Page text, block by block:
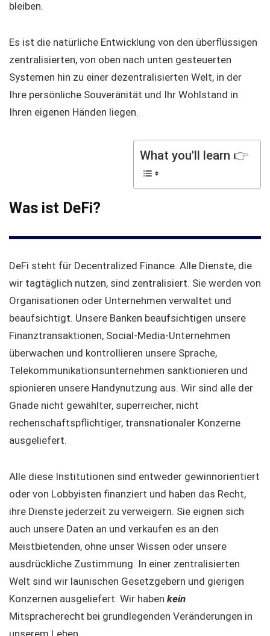
bleiben.
Es ist die natürliche Entwicklung von den überflüssigen
zentralisierten, von oben nach unten gesteuerten
Systemen hin zu einer dezentralisierten Welt, in der
Ihre persönliche Souveränität und Ihr Wohlstand in
Ihren eigenen Händen liegen.
What you'll learn 👉
Was ist DeFi?
DeFi steht für Decentralized Finance. Alle Dienste, die
wir tagtäglich nutzen, sind zentralisiert. Sie werden von
Organisationen oder Unternehmen verwaltet und
beaufsichtigt. Unsere Banken beaufsichtigen unsere
Finanztransaktionen, Social-Media-Unternehmen
überwachen und kontrollieren unsere Sprache,
Telekommunikationsunternehmen sanktionieren und
spionieren unsere Handynutzung aus. Wir sind alle der
Gnade nicht gewählter, superreicher, nicht
rechenschaftspflichtiger, transnationaler Konzerne
ausgeliefert.
Alle diese Institutionen sind entweder gewinnorientiert
oder von Lobbyisten finanziert und haben das Recht,
ihre Dienste jederzeit zu verweigern. Sie eignen sich
auch unsere Daten an und verkaufen es an den
Meistbietenden, ohne unser Wissen oder unsere
ausdrückliche Zustimmung. In einer zentralisierten
Welt sind wir launischen Gesetzgebern und gierigen
Konzernen ausgeliefert. Wir haben kein
Mitspracherecht bei grundlegenden Veränderungen in